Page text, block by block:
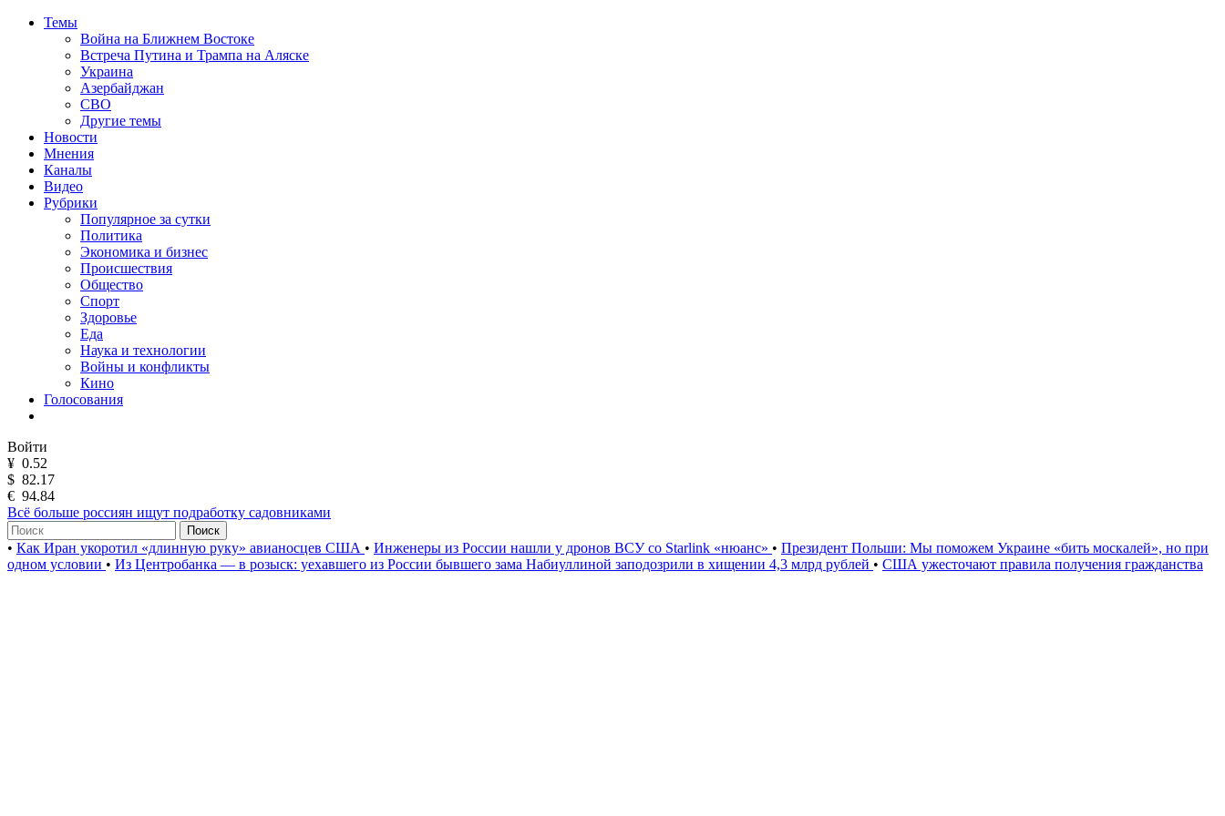
Темы
Война на Ближнем Востоке
Встреча Путина и Трампа на Аляске
Украина
Азербайджан
СВО
Другие темы
Новости
Мнения
Каналы
Видео
Рубрики
Популярное за сутки
Политика
Экономика и бизнес
Происшествия
Общество
Спорт
Здоровье
Еда
Наука и технологии
Войны и конфликты
Кино
Голосования
Войти
¥ 0.52
$ 82.17
€ 94.84
Всё больше россиян ищут подработку садовниками
Поиск
• Как Иран укоротил «длинную руку» авианосцев США • Инженеры из России нашли у дронов ВСУ со Starlink «нюанс» • Президент Польши: Мы поможем Украине «бить москалей», но при
одном условии • Из Центробанка — в розыск: уехавшего из России бывшего зама Набиуллиной заподозрили в хищении 4,3 млрд рублей • США ужесточают правила получения гражданства